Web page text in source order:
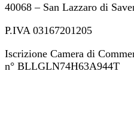
40068 – San Lazzaro di
P.IVA 03167201205
Iscrizione Camera di
n° BLLGLN74H63A944T